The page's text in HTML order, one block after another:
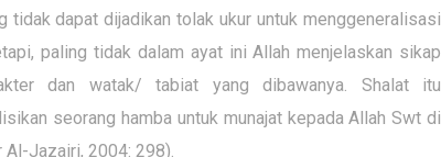
tidak dapat dijadikan tolak ukur untuk menggeneralisasi
paling tidak dalam ayat ini Allah menjelaskan sikap
dan watak/ tabiat yang dibawanya. Shalat itu
seorang hamba untuk munajat kepada Allah Swt di
Al-Jazairi, 2004: 298).